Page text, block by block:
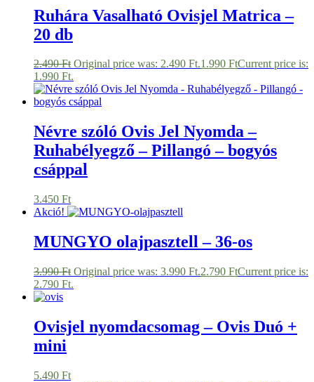
Ruhára Vasalható Ovisjel Matrica –
20 db
2.490Ft Original price was: 2.490 Ft.1.990 FtCurrent price is:
1.990 Ft.
Névre szóló Ovis Jel Nyomda –
Ruhabélyegző – Pillangó – bogyós
csáppal
3.450 Ft
Akció!
MUNGYO olajpasztell – 36-os
3.990Ft Original price was: 3.990 Ft.2.790 FtCurrent price is:
2.790 Ft.
Ovisjel nyomdacsomag – Ovis Duó +
mini
5.490 Ft